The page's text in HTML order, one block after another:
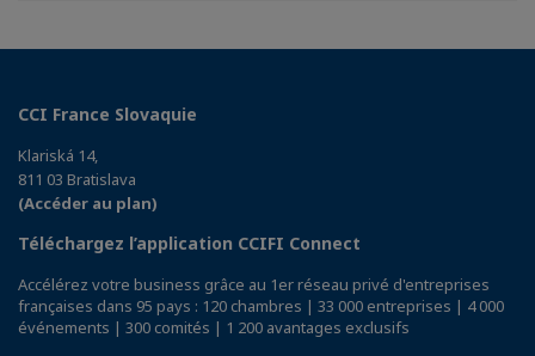
CCI France Slovaquie
Klariská 14,
811 03 Bratislava
(Accéder au plan)
Téléchargez l’application CCIFI Connect
Accélérez votre business grâce au 1er réseau privé d'entreprises
françaises dans 95 pays : 120 chambres | 33 000 entreprises | 4 000
événements | 300 comités | 1 200 avantages exclusifs